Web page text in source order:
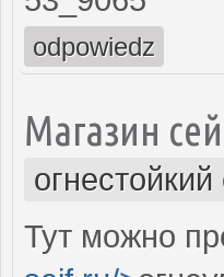
odpowiedz
Магазин
Тут можно